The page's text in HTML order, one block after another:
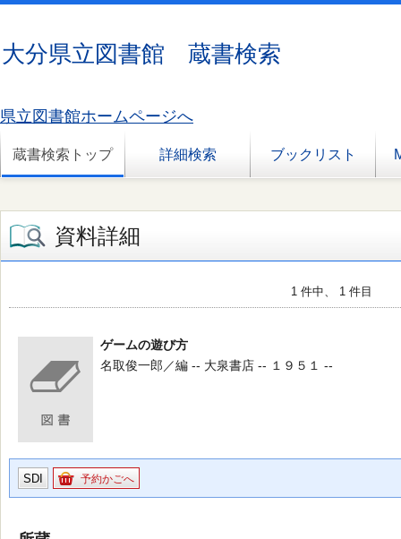
大分県立図書館 蔵書検索
県立図書館ホームページへ
蔵書検索トップ 詳細検索 ブックリスト
資料詳細
1 件中、 1 件目
ゲームの遊び方
名取俊一郎／編 -- 大泉書店 -- １９５１ --
SDI 予約かごへ